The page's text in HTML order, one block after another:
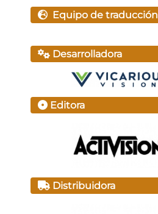
Equipo de traducción
Desarrolladora
Editora
Distribuidora